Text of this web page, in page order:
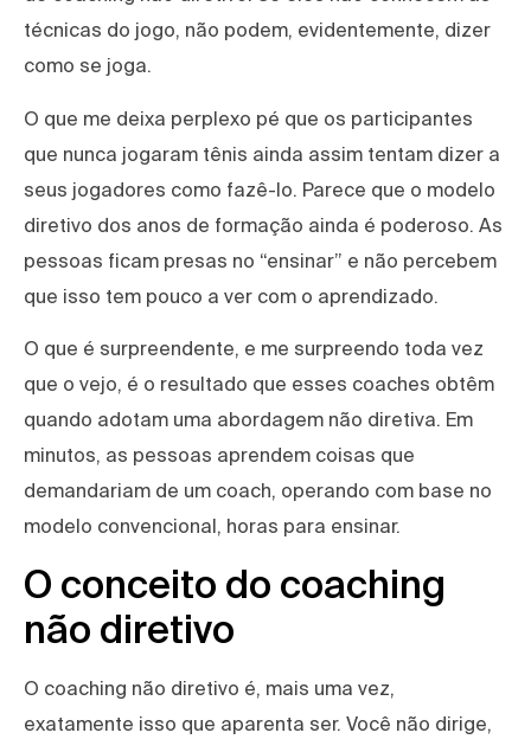
técnicas do jogo, não podem, evidentemente, dizer
como se joga.
O que me deixa perplexo pé que os participantes
que nunca jogaram tênis ainda assim tentam dizer a
seus jogadores como fazê-lo. Parece que o modelo
diretivo dos anos de formação ainda é poderoso. As
pessoas ficam presas no “ensinar” e não percebem
que isso tem pouco a ver com o aprendizado.
O que é surpreendente, e me surpreendo toda vez
que o vejo, é o resultado que esses coaches obtêm
quando adotam uma abordagem não diretiva. Em
minutos, as pessoas aprendem coisas que
demandariam de um coach, operando com base no
modelo convencional, horas para ensinar.
O conceito do coaching
não diretivo
O coaching não diretivo é, mais uma vez,
exatamente isso que aparenta ser. Você não dirige,